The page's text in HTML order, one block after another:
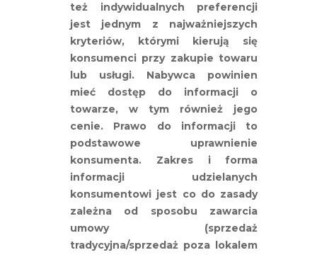
też indywidualnych preferencji
jest jednym z najważniejszych
kryteriów, którymi kierują się
konsumenci przy zakupie towaru
lub usługi. Nabywca powinien
mieć dostęp do informacji o
towarze, w tym również jego
cenie. Prawo do informacji to
podstawowe uprawnienie
konsumenta. Zakres i forma
informacji udzielanych
konsumentowi jest co do zasady
zależna od sposobu zawarcia
umowy (sprzedaż
tradycyjna/sprzedaż poza lokalem